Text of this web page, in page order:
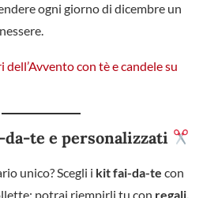
ogni giorno di dicembre un
dell’Avvento con tè e candele su
te e personalizzati
unico? Scegli i kit fai-da-te con
potrai riempirli tu con regali,